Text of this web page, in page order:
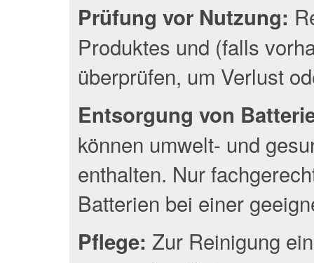
Prüfung vor Nutzung:
Produktes und (falls
überprüfen, um Verlust
Entsorgung von
können umwelt- und
enthalten. Nur
Batterien bei einer
Pflege: Zur Reinigung